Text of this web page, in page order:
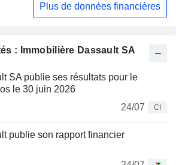
: Immobilière Dassault SA
SA publie ses résultats pour le
le 30 juin 2026
24/07
CI
publie son rapport financier
Plus de données financières